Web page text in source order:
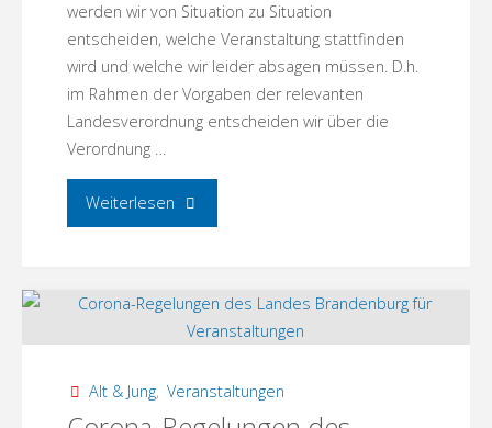
und
Torsten
Schulz"
werden wir von Situation zu Situation
entscheiden, welche Veranstaltung stattfinden
wird und welche wir leider absagen müssen. D.h.
im Rahmen der Vorgaben der relevanten
Landesverordnung entscheiden wir über die
Verordnung …
Weiterlesen "Corona
der
Dorfverein!"
Alt & Jung, Veranstaltungen